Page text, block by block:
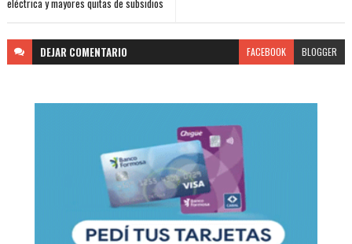
DEJAR COMENTARIO FACEBOOK BLOGGER